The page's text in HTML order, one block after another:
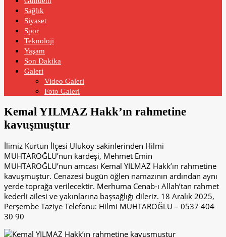
Sağlık
Siyaset
Spor
Teknoloji
Yaşam
Son Dakika
Galeri
Video Galeri
Foto Galeri
Kemal YILMAZ Hakk’ın rahmetine
kavuşmuştur
İlimiz Kürtün İlçesi Uluköy sakinlerinden Hilmi
MUHTAROĞLU’nun kardeşi, Mehmet Emin
MUHTAROĞLU’nun amcası Kemal YILMAZ Hakk’ın rahmetine
kavuşmuştur. Cenazesi bugün öğlen namazının ardından aynı
yerde toprağa verilecektir. Merhuma Cenab-ı Allah’tan rahmet
kederli ailesi ve yakınlarına başsağlığı dileriz. 18 Aralık 2025,
Perşembe Taziye Telefonu: Hilmi MUHTAROĞLU – 0537 404
30 90